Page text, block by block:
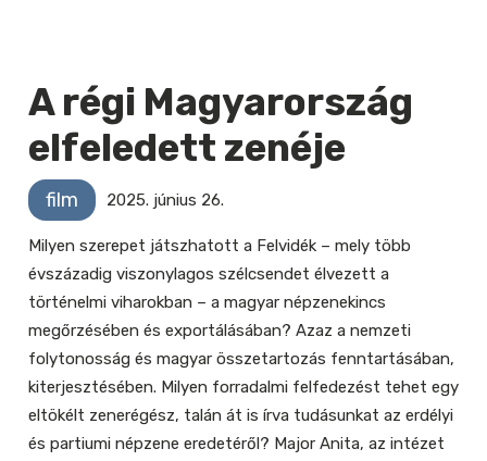
A régi Magyarország
elfeledett zenéje
film 2025. június 26.
Milyen szerepet játszhatott a Felvidék – mely több
évszázadig viszonylagos szélcsendet élvezett a
történelmi viharokban – a magyar népzenekincs
megőrzésében és exportálásában? Azaz a nemzeti
folytonosság és magyar összetartozás fenntartásában,
kiterjesztésében. Milyen forradalmi felfedezést tehet egy
eltökélt zenerégész, talán át is írva tudásunkat az erdélyi
és partiumi népzene eredetéről? Major Anita, az intézet